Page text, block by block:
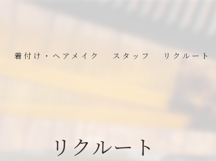
着付け・ヘアメイク スタッフ リクルート
リクルート